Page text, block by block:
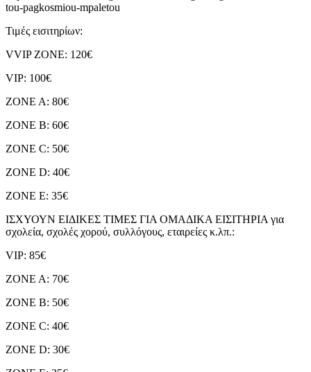
tou-pagkosmiou-mpaletou
Τιμές εισιτηρίων:
VVIP ZONE: 120€
VIP: 100€
ZONE A: 80€
ZONE B: 60€
ZONE C: 50€
ZONE D: 40€
ZONE E: 35€
ΙΣΧΥΟΥΝ ΕΙΔΙΚΕΣ ΤΙΜΕΣ ΓΙΑ ΟΜΑΔΙΚΑ ΕΙΣΙΤΗΡΙΑ για
σχολεία, σχολές χορού, συλλόγους, εταιρείες κ.λπ.:
VIP: 85€
ZONE A: 70€
ZONE B: 50€
ZONE C: 40€
ZONE D: 30€